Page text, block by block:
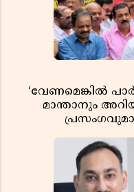
‘വേണമെങ്കിൽ
മാന്താനും